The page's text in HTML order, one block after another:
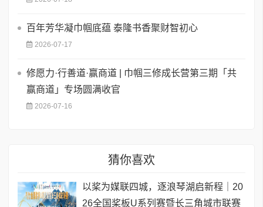
百年芳华凝巾帼底蕴 泰隆书香聚财智初心
2026-07-17
修愿力·行善道·赢商道 | 巾帼三修成长营第三期「共
赢商道」专场圆满收官
2026-07-16
猜你喜欢
以桨为媒联四城，逐浪琴湖启新程｜20
26全国桨板U系列赛暨长三角城市联赛